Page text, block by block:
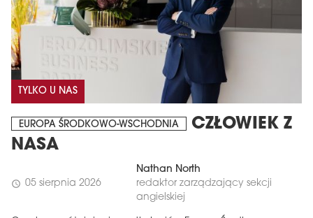
TYLKO U NAS
EUROPA ŚRODKOWO-WSCHODNIA
CZŁOWIEK Z
NASA
schedule 05 sierpnia 2026
Nathan North
redaktor zarządzający sekcji
angielskiej